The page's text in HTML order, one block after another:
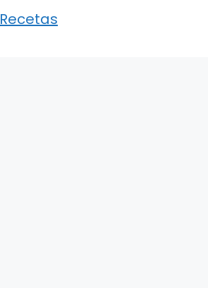
Recetas